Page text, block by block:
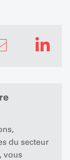
du secteur
vous